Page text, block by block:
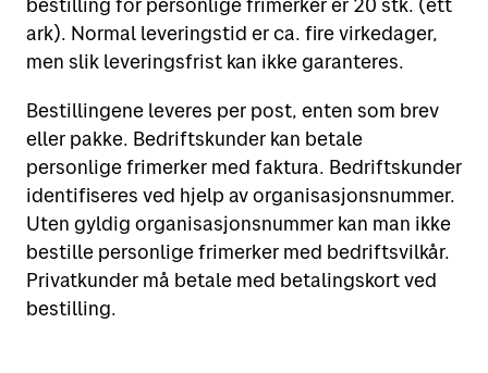
bestilling for personlige frimerker er 20 stk. (ett
ark). Normal leveringstid er ca. fire virkedager,
men slik leveringsfrist kan ikke garanteres.
Bestillingene leveres per post, enten som brev
eller pakke. Bedriftskunder kan betale
personlige frimerker med faktura. Bedriftskunder
identifiseres ved hjelp av organisasjonsnummer.
Uten gyldig organisasjonsnummer kan man ikke
bestille personlige frimerker med bedriftsvilkår.
Privatkunder må betale med betalingskort ved
bestilling.